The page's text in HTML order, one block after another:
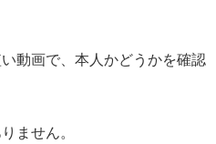
動画で、本人かどうかを確認
ません。